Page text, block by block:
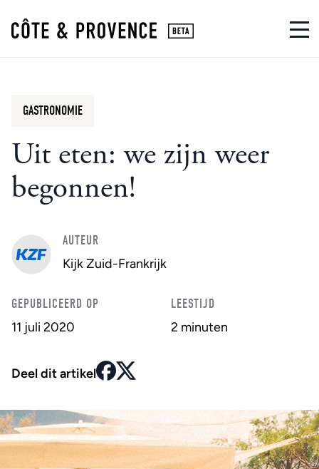
Uit eten: we zijn weer
begonnen!
GASTRONOMIE
AUTEUR
Kijk Zuid-Frankrijk
GEPUBLICEERD OP
11 juli 2020
LEESTIJD
2 minuten
Deel dit artikel